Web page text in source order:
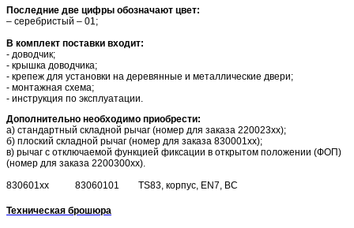
Последние две цифры обозначают цвет:
– серебристый – 01;
В комплект поставки входит:
- доводчик;
- крышка доводчика;
- крепеж для установки на деревянные и металлические двери;
- монтажная схема;
- инструкция по эксплуатации.
Дополнительно необходимо приобрести:
а) стандартный складной рычаг (номер для заказа 220023хх);
б) плоский складной рычаг (номер для заказа 830001хх);
в) рычаг с отключаемой функцией фиксации в открытом положении (ФОП)
(номер для заказа 2200300хх).
830601хх
83060101 TS83, корпус, EN7, BC
Техническая брошюра